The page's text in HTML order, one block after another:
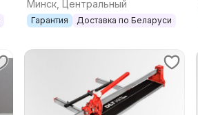
арт.2915
Минск, Центральный
Гарантия Доставка по Беларуси